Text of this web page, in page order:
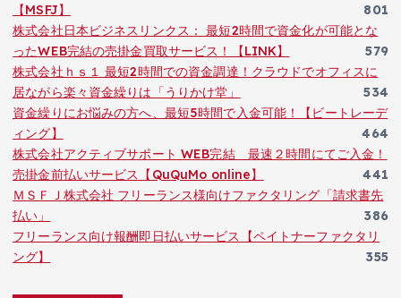
【MSFJ】
801
株式会社日本ビジネスリンクス： 最短2時間で資金化が可能とな
ったWEB完結の売掛金買取サービス！【LINK】
579
株式会社ｈｓ１ 最短2時間での資金調達！クラウドでオフィスに
居ながら楽々資金繰りは「うりかけ堂」
534
資金繰りにお悩みの方へ、最短5時間で入金可能！【ビートレーデ
ィング】
464
株式会社アクティブサポート WEB完結 最速２時間にてご入金！
売掛金前払いサービス【QuQuMo online】
441
ＭＳＦＪ株式会社 フリーランス様向けファクタリング「請求書先
払い」
386
フリーランス向け報酬即日払いサービス【ペイトナーファクタリ
ング】
355